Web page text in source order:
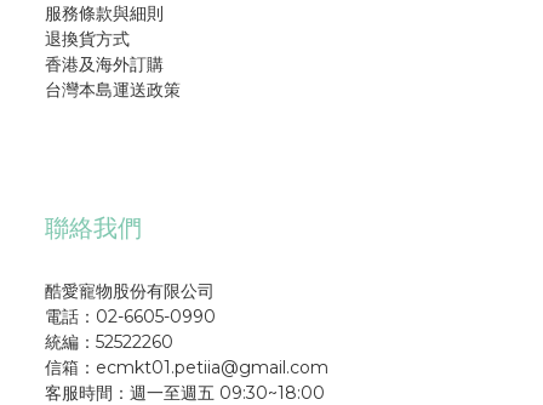
服務條款與細則
退換貨方式
香港及海外訂購
台灣本島運送政策
聯絡我們
酷愛寵物股份有限公司
電話：02-6605-0990
統編：52522260
信箱：ecmkt01.petiia@gmail.com
客服時間：週一至週五 09:30~18:00